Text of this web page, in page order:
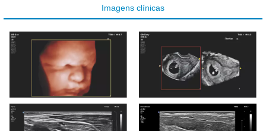
Imagens clínicas
Rosto fetal 3D com V6-2 e
TrueVue
3D9-3v inicial OB com
FlexVue